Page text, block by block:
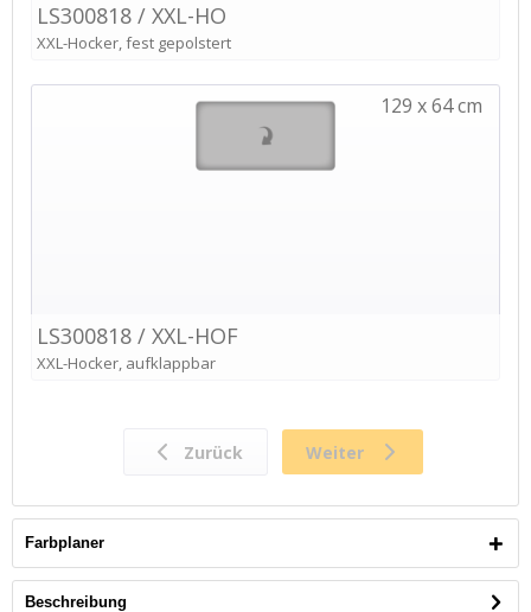
Farbplaner
Beschreibung